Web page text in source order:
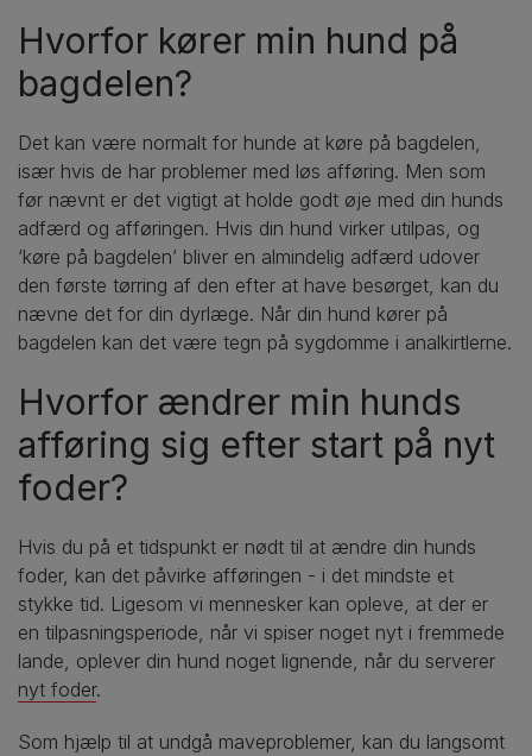
Hvorfor kører min hund på
bagdelen?
Det kan være normalt for hunde at køre på bagdelen,
især hvis de har problemer med løs afføring. Men som
før nævnt er det vigtigt at holde godt øje med din hunds
adfærd og afføringen. Hvis din hund virker utilpas, og
‘køre på bagdelen’ bliver en almindelig adfærd udover
den første tørring af den efter at have besørget, kan du
nævne det for din dyrlæge. Når din hund kører på
bagdelen kan det være tegn på sygdomme i analkirtlerne.
Hvorfor ændrer min hunds
afføring sig efter start på nyt
foder?
Hvis du på et tidspunkt er nødt til at ændre din hunds
foder, kan det påvirke afføringen - i det mindste et
stykke tid. Ligesom vi mennesker kan opleve, at der er
en tilpasningsperiode, når vi spiser noget nyt i fremmede
lande, oplever din hund noget lignende, når du serverer
nyt foder.
Som hjælp til at undgå maveproblemer, kan du langsomt